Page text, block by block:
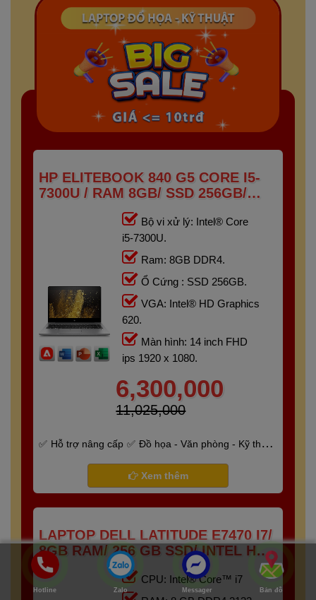
HP ELITEBOOK 840 G5 CORE I5-
7300U / RAM 8GB/ SSD 256GB/
FHD IPS 14 INCH
Bộ vi xử lý: Intel® Core
i5-7300U.
Ram: 8GB DDR4.
Ổ Cứng : SSD 256GB.
VGA: Intel® HD Graphics
620.
Màn hình: 14 inch FHD
ips 1920 x 1080.
6,300,000
11,025,000
Hỗ trợ nâng cấp
Đồ họa - Văn phòng - Kỹ thuật
Xem thêm
LAPTOP DELL LATITUDE E7470 I7/
8GB RAM/ 256 GB SSD/ INTEL HD
520/ TOUCH SCREEN
CPU: Intel® Core™ i7
Hotline Zalo Messager Bản đồ